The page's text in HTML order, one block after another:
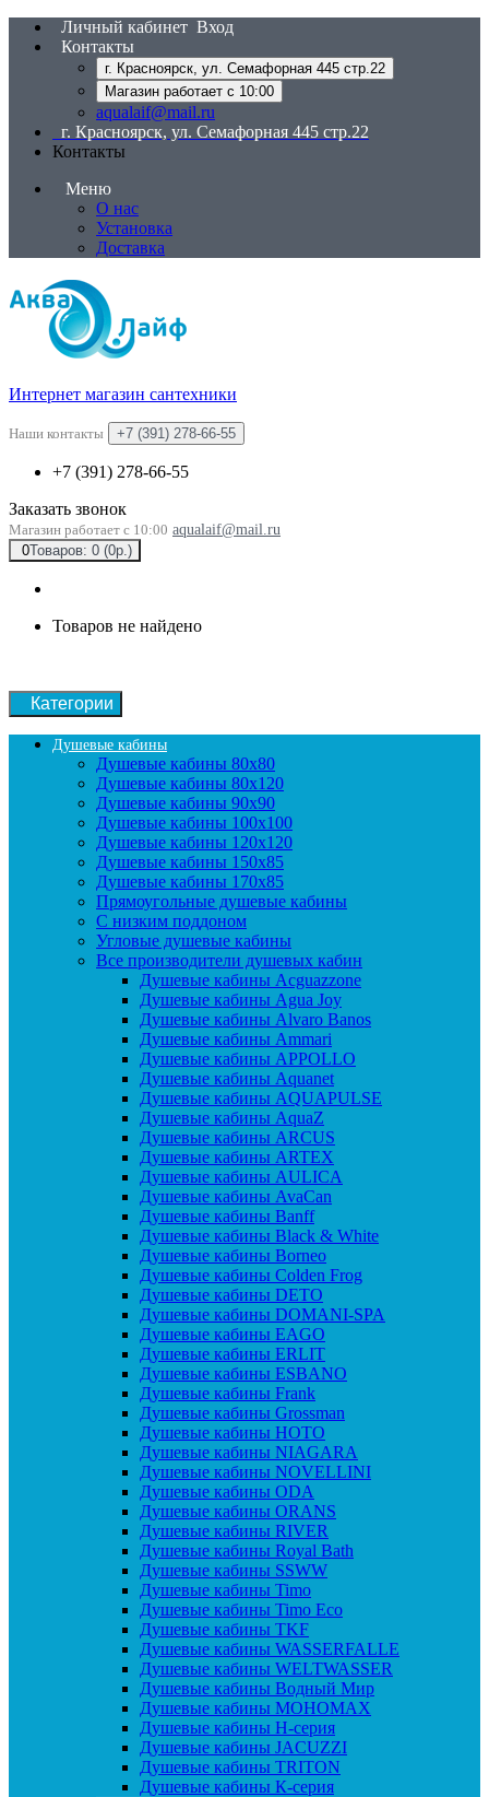
Личный кабинет Вход
Контакты
г. Красноярск, ул. Семафорная 445 стр.22
Магазин работает с 10:00
aqualaif@mail.ru
г. Красноярск, ул. Семафорная 445 стр.22
Контакты
Меню
О нас
Установка
Доставка
Интернет магазин сантехники
Наши контакты +7 (391) 278-66-55
+7 (391) 278-66-55
Заказать звонок
Магазин работает с 10:00 aqualaif@mail.ru
0Товаров: 0 (0р.)
Товаров не найдено
Категории
Душевые кабины
Душевые кабины 80x80
Душевые кабины 80x120
Душевые кабины 90х90
Душевые кабины 100x100
Душевые кабины 120x120
Душевые кабины 150x85
Душевые кабины 170x85
Прямоугольные душевые кабины
С низким поддоном
Угловые душевые кабины
Все производители душевых кабин
Душевые кабины Acguazzone
Душевые кабины Agua Joy
Душевые кабины Alvaro Banos
Душевые кабины Ammari
Душевые кабины APPOLLO
Душевые кабины Aquanet
Душевые кабины AQUAPULSE
Душевые кабины AquaZ
Душевые кабины ARCUS
Душевые кабины ARTEX
Душевые кабины AULICA
Душевые кабины AvaCan
Душевые кабины Banff
Душевые кабины Black & White
Душевые кабины Borneo
Душевые кабины Colden Frog
Душевые кабины DETO
Душевые кабины DOMANI-SPA
Душевые кабины EAGO
Душевые кабины ERLIT
Душевые кабины ESBANO
Душевые кабины Frank
Душевые кабины Grossman
Душевые кабины HOTO
Душевые кабины NIAGARA
Душевые кабины NOVELLINI
Душевые кабины ODA
Душевые кабины ORANS
Душевые кабины RIVER
Душевые кабины Royal Bath
Душевые кабины SSWW
Душевые кабины Timo
Душевые кабины Timo Eco
Душевые кабины TKF
Душевые кабины WASSERFALLE
Душевые кабины WELTWASSER
Душевые кабины Водный Мир
Душевые кабины МОНОМАХ
Душевые кабины H-серия
Душевые кабины JACUZZI
Душевые кабины TRITON
Душевые кабины К-серия